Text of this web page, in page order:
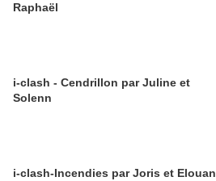
Raphaël
i-clash - Cendrillon par Juline et
Solenn
i-clash-Incendies par Joris et Elouan